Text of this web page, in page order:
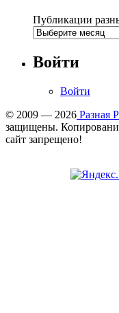
Публикации
Войти
Войти
© 2009 — 2026 Разная
защищены.
сайт запрещено!